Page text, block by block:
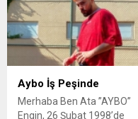
Aybo İş Peşinde
Merhaba Ben Ata ”AYBO”
Engin, 26 Şubat 1998’de